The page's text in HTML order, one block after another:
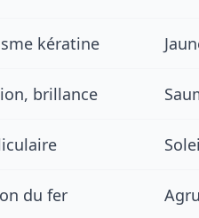
kératine
brillance
du fer